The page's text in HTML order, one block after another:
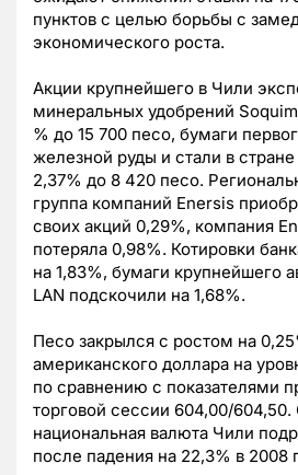
пунктов с целью борьбы с
экономического роста.
Акции крупнейшего в Чили
минеральных удобрений
% до 15 700 песо, бумаги
железной руды и стали в
2,37% до 8 420 песо.
группа компаний Enersis
своих акций 0,29%, компания
потеряла 0,98%. Котировки
на 1,83%, бумаги крупнейшего
LAN подскочили на 1,68%.
Песо закрылся с ростом на
американского доллара на
по сравнению с показателями
торговой сессии 604,00/604,50.
национальная валюта Чили
после падения на 22,3% в 2008